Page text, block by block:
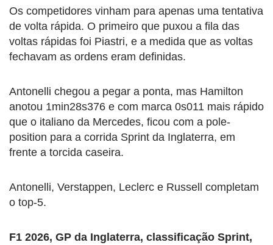
Os competidores vinham para apenas uma tentativa
de volta rápida. O primeiro que puxou a fila das
voltas rápidas foi Piastri, e a medida que as voltas
fechavam as ordens eram definidas.
Antonelli chegou a pegar a ponta, mas Hamilton
anotou 1min28s376 e com marca 0s011 mais rápido
que o italiano da Mercedes, ficou com a pole-
position para a corrida Sprint da Inglaterra, em
frente a torcida caseira.
Antonelli, Verstappen, Leclerc e Russell completam
o top-5.
F1 2026, GP da Inglaterra, classificação Sprint,